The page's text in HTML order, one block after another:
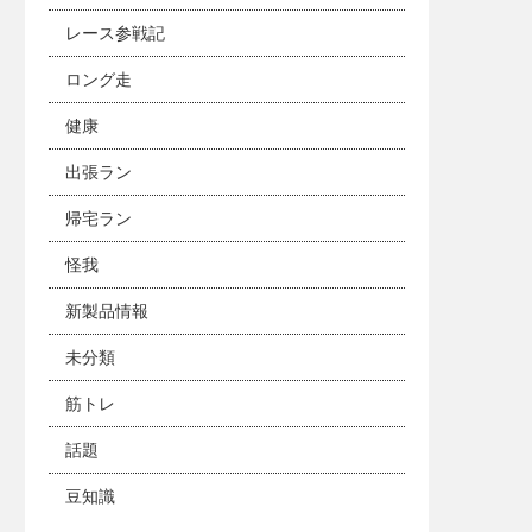
レース参戦記
ロング走
健康
出張ラン
帰宅ラン
怪我
新製品情報
未分類
筋トレ
話題
豆知識